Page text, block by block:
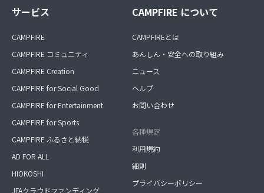
サービス
CAMPFIRE
CAMPFIRE コミュニティ
CAMPFIRE Creation
CAMPFIRE for Social Good
CAMPFIRE for Entertainment
CAMPFIRE for Sports
CAMPFIRE ふるさと納税
AD FOR ALL
HIOKOSHI
JFAクラウドファンディング
CAMPFIRE について
CAMPFIREとは
あんしん・安全への取り組み
ニュース
ヘルプ
お問い合わせ
各種規定
利用規約
細則
プライバシーポリシー